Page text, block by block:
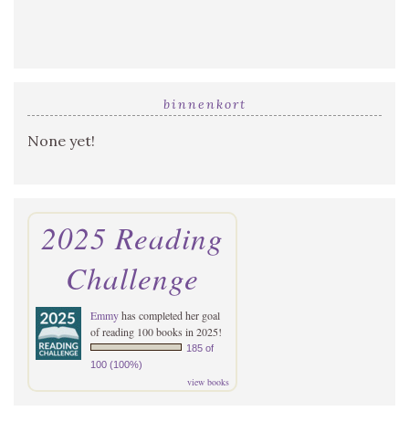
binnenkort
None yet!
2025 Reading
Challenge
Emmyhas completed her goal
of reading 100 books in 2025!
185 of
100 (100%)
view books